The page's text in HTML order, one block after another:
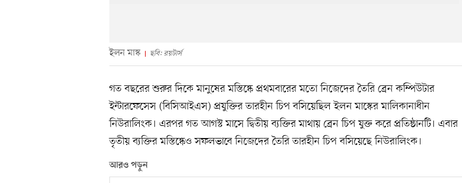
ইলন মাস্ক ছবি: রয়টার্স
গত বছরের শুরুর দিকে মানুষের মস্তিষ্কে প্রথমবারের মতো নিজেদের তৈরি ব্রেন কম্পিউটার
ইন্টারফেসেস (বিসিআইএস) প্রযুক্তির তারহীন চিপ বসিয়েছিল ইলন মাস্কের মালিকানাধীন
নিউরালিংক। এরপর গত আগস্ট মাসে দ্বিতীয় ব্যক্তির মাথায় ব্রেন চিপ যুক্ত করে প্রতিষ্ঠানটি। এবার
তৃতীয় ব্যক্তির মস্তিষ্কেও সফলভাবে নিজেদের তৈরি তারহীন চিপ বসিয়েছে নিউরালিংক।
আরও পড়ুন